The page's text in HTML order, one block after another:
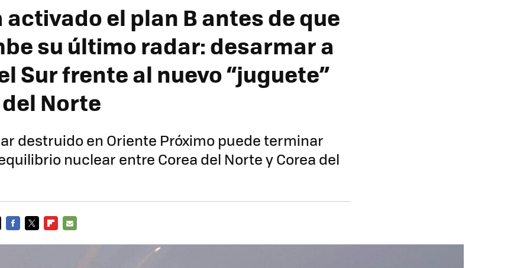
activado el plan B antes de que
su último radar: desarmar a
Sur frente al nuevo “juguete”
Norte
destruido en Oriente Próximo puede terminar
nuclear entre Corea del Norte y Corea del